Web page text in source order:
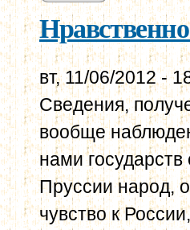
вт, 11/06/2012 -
Сведения,
вообще
нами
Пруссии народ,
чувство к